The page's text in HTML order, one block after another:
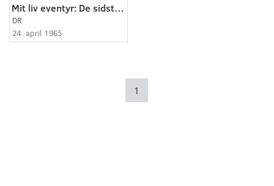
Mit liv eventyr: De sidste brikker til mosaik omkring Nini Theilade (3.3)
DR
24. april 1965
1